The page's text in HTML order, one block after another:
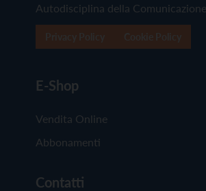
Autodisciplina della
E-Shop
Vendita Online
Abbonamenti
Contatti